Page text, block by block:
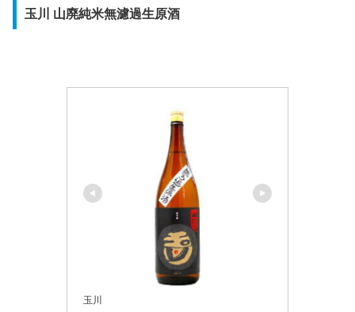
玉川 山廃純米無濾過生原酒
玉川